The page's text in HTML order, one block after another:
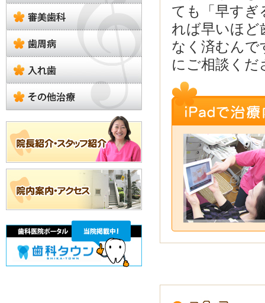
ても「早すぎ
れば早いほど
なく済むんで
にご相談くだ